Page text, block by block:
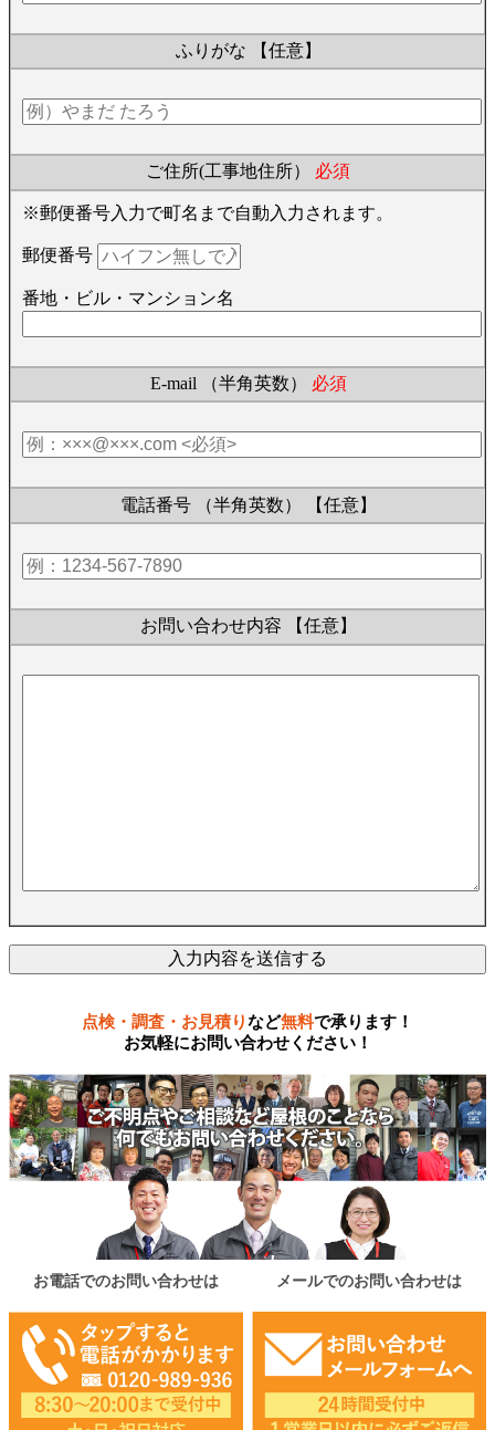
ふりがな 【任意】
ご住所(工事地住所） 必須
※郵便番号入力で町名まで自動入力されます。
郵便番号
番地・ビル・マンション名
E-mail （半角英数） 必須
電話番号 （半角英数） 【任意】
お問い合わせ内容 【任意】
点検・調査・お見積りなど無料で承ります！
お気軽にお問い合わせください！
お電話でのお問い合わせは メールでのお問い合わせは